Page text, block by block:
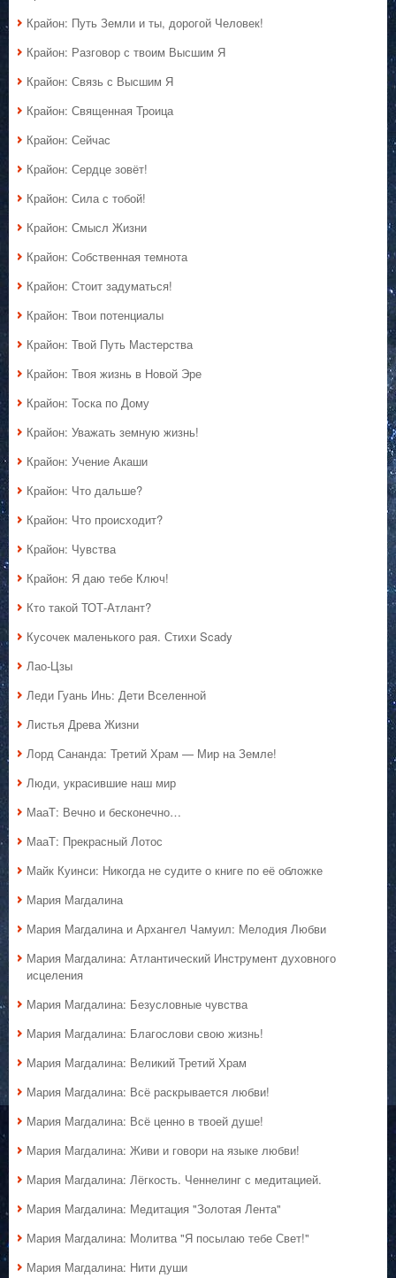
Крайон: Путь Земли и ты, дорогой Человек!
Крайон: Разговор с твоим Высшим Я
Крайон: Связь с Высшим Я
Крайон: Священная Троица
Крайон: Сейчас
Крайон: Сердце зовёт!
Крайон: Сила с тобой!
Крайон: Смысл Жизни
Крайон: Собственная темнота
Крайон: Стоит задуматься!
Крайон: Твои потенциалы
Крайон: Твой Путь Мастерства
Крайон: Твоя жизнь в Новой Эре
Крайон: Тоска по Дому
Крайон: Уважать земную жизнь!
Крайон: Учение Акаши
Крайон: Что дальше?
Крайон: Что происходит?
Крайон: Чувства
Крайон: Я даю тебе Ключ!
Кто такой ТОТ-Атлант?
Кусочек маленького рая. Стихи Scady
Лао-Цзы
Леди Гуань Инь: Дети Вселенной
Листья Древа Жизни
Лорд Сананда: Третий Храм — Мир на Земле!
Люди, украсившие наш мир
МааТ: Вечно и бесконечно…
МааТ: Прекрасный Лотос
Майк Куинси: Никогда не судите о книге по её обложке
Мария Магдалина
Мария Магдалина и Архангел Чамуил: Мелодия Любви
Мария Магдалина: Атлантический Инструмент духовного
исцеления
Мария Магдалина: Безусловные чувства
Мария Магдалина: Благослови свою жизнь!
Мария Магдалина: Великий Третий Храм
Мария Магдалина: Всё раскрывается любви!
Мария Магдалина: Всё ценно в твоей душе!
Мария Магдалина: Живи и говори на языке любви!
Мария Магдалина: Лёгкость. Ченнелинг с медитацией.
Мария Магдалина: Медитация "Золотая Лента"
Мария Магдалина: Молитва "Я посылаю тебе Свет!"
Мария Магдалина: Нити души